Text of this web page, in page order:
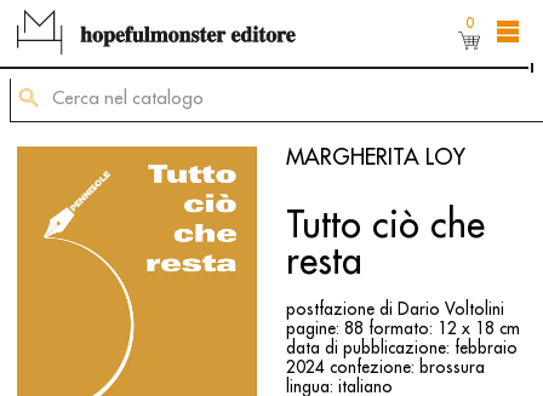
L'area shop del sito è ancora in costruzione,
ma puoi comunque ordinare dei titoli inviando
mailing@hopefulmonster.net
0
MARGHERITA LOY
Tutto ciò che
resta
postfazione di Dario Voltolini
pagine: 88 formato: 12 x 18 cm
data di pubblicazione: febbraio
2024 confezione: brossura
lingua: italiano